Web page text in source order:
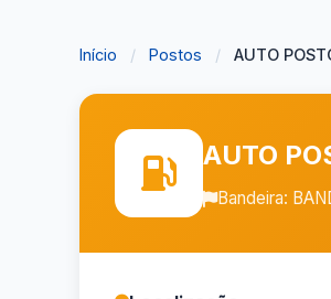
Início / Postos / AUTO
AUTO
Bandeira: